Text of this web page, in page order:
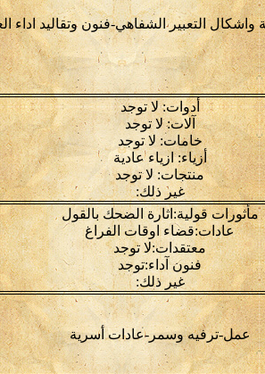
واشكال التعبير الشفاهي-فنون وتقاليد اداء
أدوات: لا توجد
آلات: لا توجد
خامات: لا توجد
أزياء: ازياء عادية
منتجات: لا توجد
غير ذلك:
مأثورات قولية:اثارة الضحك بالقول
عادات:قضاء اوقات الفراغ
معتقدات:لا توجد
فنون آداء:توجد
غير ذلك:
عمل-ترفيه وسمر-عادات أسرية